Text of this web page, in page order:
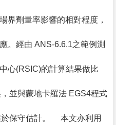
界劑量率影響的相對程度，
。經由 ANS-6.6.1之範例測
心(RSIC)的計算結果做比
並與蒙地卡羅法 EGS4程式
於保守估計。 本文亦利用